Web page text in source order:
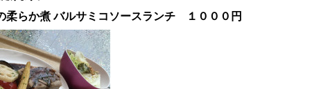
柔らか煮バルサミコソースランチ １０００円